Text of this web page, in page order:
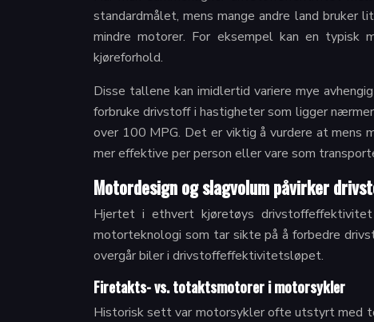
standardmålet, mens mange andre land
mindre motorer. For eksempel kan en typisk
kjøreforhold.
Disse tallene kan imidlertid variere mye
forbruke drivstoff i hastigheter som ligger
over 100 MPG. Det er viktig å vurdere at mens
mer effektive per person eller vare som
Motordesign og slagvolum påvirker
Hjertet i ethvert kjøretøys
motorteknologi som tar sikte på å forbedre
overgår biler i drivstoffeffektivitetsløpet.
Firetakts- vs. totaktsmotorer i motorsykler
Historisk sett var motorsykler ofte utstyrt med